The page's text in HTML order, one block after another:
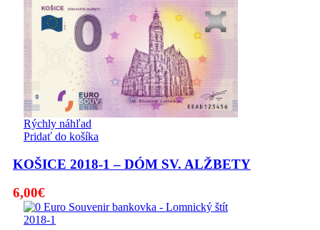
Rýchly náhľad
Pridať do košíka
KOŠICE 2018-1 – DÓM SV. ALŽBETY
6,00€